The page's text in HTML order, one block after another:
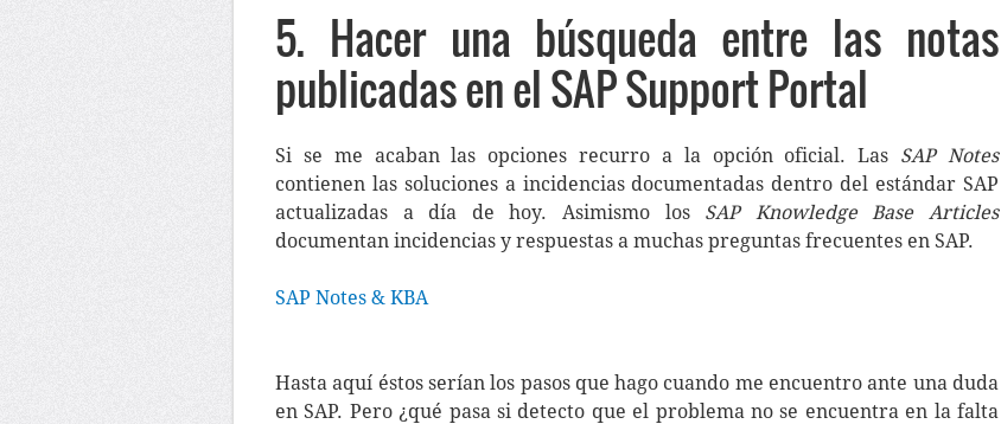
5. Hacer una búsqueda entre las notas
publicadas en el SAP Support Portal
Si se me acaban las opciones recurro a la opción oficial. Las SAP Notes
contienen las soluciones a incidencias documentadas dentro del estándar SAP
actualizadas a día de hoy. Asimismo los SAP Knowledge Base Articles
documentan incidencias y respuestas a muchas preguntas frecuentes en SAP.
SAP Notes & KBA
Hasta aquí éstos serían los pasos que hago cuando me encuentro ante una duda
en SAP. Pero ¿qué pasa si detecto que el problema no se encuentra en la falta